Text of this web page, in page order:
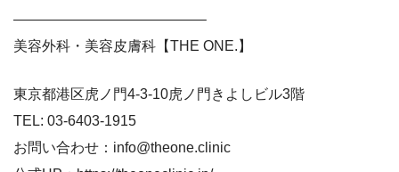
—————————————–
美容外科・美容皮膚科【THE ONE.】
東京都港区虎ノ門4-3-10虎ノ門きよしビル3階
TEL: 03-6403-1915
お問い合わせ：info@theone.clinic